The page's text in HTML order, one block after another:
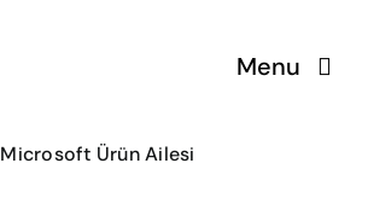
Menu
Microsoft Ürün Ailesi